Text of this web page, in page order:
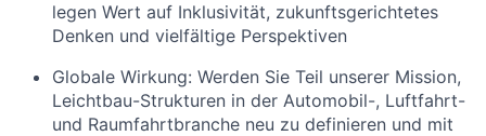
legen Wert auf Inklusivität, zukunftsgerichtetes
Denken und vielfältige Perspektiven
Globale Wirkung: Werden Sie Teil unserer Mission,
Leichtbau-Strukturen in der Automobil-, Luftfahrt-
und Raumfahrtbranche neu zu definieren und mit